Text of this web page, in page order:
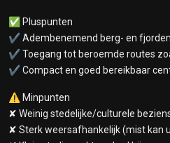
✅ Pluspunten
✔ Adembenemend berg- en
✔ Toegang tot beroemde routes
✔ Compact en goed bereikbaar
⚠️ Minpunten
✘ Weinig stedelijke/culturele
✘ Sterk weersafhankelijk (mist kan